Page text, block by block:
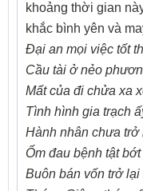
khoảng thời gian
khắc bình yên và
Đại an mọi việc tốt
Cầu tài ở nẻo
Mất của đi chửa xa
Tình hình gia trạch
Hành nhân chưa trở
Ốm đau bệnh tật
Buôn bán vốn trở lại